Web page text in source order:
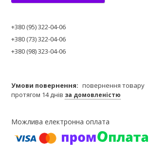
+380 (95) 322-04-06
+380 (73) 322-04-06
+380 (98) 323-04-06
повернення товару
протягом 14 днів за домовленістю